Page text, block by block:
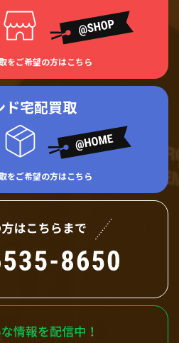
をご希望の方はこちら
ド宅配買取
をご希望の方はこちら